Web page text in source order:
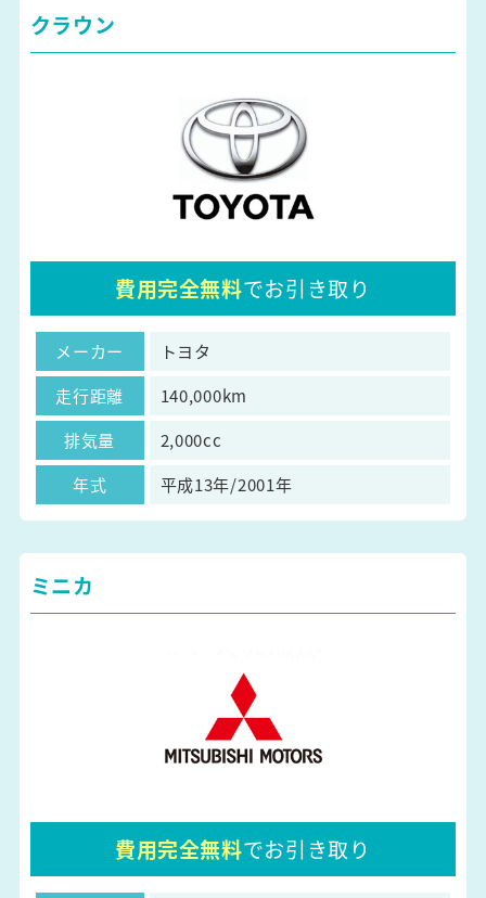
クラウン
費用完全無料でお引き取り
メーカー
トヨタ
走行距離
140,000km
排気量
2,000cc
年式
平成13年/2001年
ミニカ
費用完全無料でお引き取り